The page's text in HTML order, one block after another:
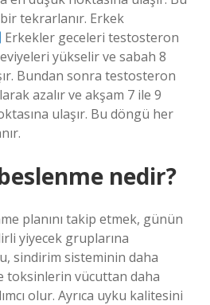
tekrarlanır. Erkek
Erkekler geceleri testosteron
yükselir ve sabah 8
Bundan sonra testosteron
azalır ve akşam 7 ile 9
ulaşır. Bu döngü her
nedir?
planını takip etmek, günün
yiyecek gruplarına
sindirim sisteminin daha
toksinlerin vücuttan daha
olur. Ayrıca uyku kalitesini